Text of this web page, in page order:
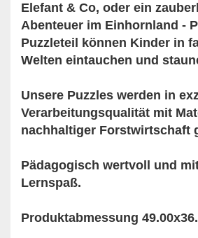
Elefant & Co, oder ein
Abenteuer im Einhornland -
Puzzleteil können Kinder in
Welten eintauchen und
Unsere Puzzles werden in
Verarbeitungsqualität mit
nachhaltiger Forstwirtschaft
Pädagogisch wertvoll und
Lernspaß.
Produktabmessung